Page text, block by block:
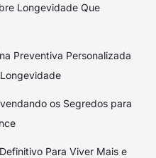
Longevidade Que
Preventiva Personalizada
os Segredos para
Para Viver Mais e